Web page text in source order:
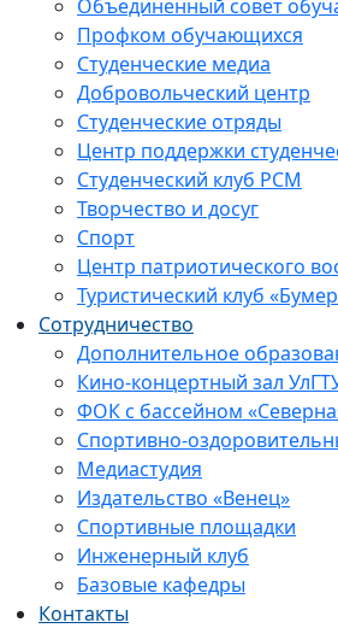
Объединенный совет
Профком обучающихся
Студенческие медиа
Добровольческий центр
Студенческие отряды
Центр поддержки
Студенческий клуб РСМ
Творчество и досуг
Спорт
Центр патриотического
Туристический клуб
Сотрудничество
Дополнительное
Кино-концертный зал
ФОК с бассейном
Спортивно-
Медиастудия
Издательство «Венец»
Спортивные площадки
Инженерный клуб
Базовые кафедры
Контакты